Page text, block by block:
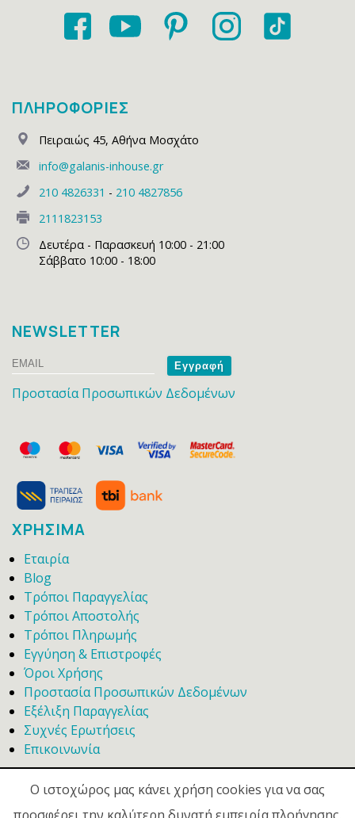
ΠΛΗΡΟΦΟΡΙΕΣ
Πειραιώς 45, Αθήνα Μοσχάτο
info@galanis-inhouse.gr
210 4826331 - 210 4827856
2111823153
Δευτέρα - Παρασκευή 10:00 - 21:00
Σάββατο 10:00 - 18:00
NEWSLETTER
Email
Name
Προστασία Προσωπικών Δεδομένων
ΧΡΗΣΙΜΑ
Εταιρία
Blog
Τρόποι Παραγγελίας
Τρόποι Αποστολής
Τρόποι Πληρωμής
Εγγύηση & Επιστροφές
Όροι Χρήσης
Προστασία Προσωπικών Δεδομένων
Εξέλιξη Παραγγελίας
Συχνές Ερωτήσεις
Επικοινωνία
Ο ιστοχώρος μας κάνει χρήση cookies για να σας